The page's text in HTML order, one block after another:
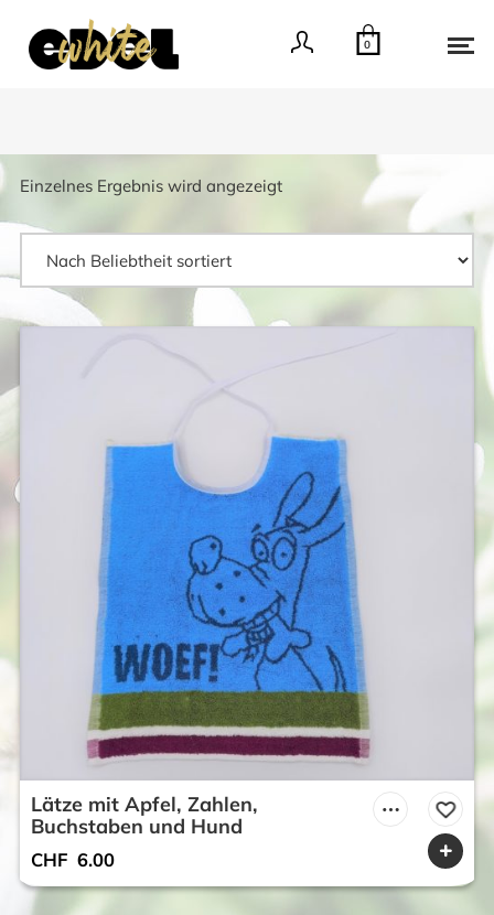
0
Einzelnes Ergebnis wird angezeigt
Lätze mit Apfel, Zahlen,
Buchstaben und Hund
CHF 6.00